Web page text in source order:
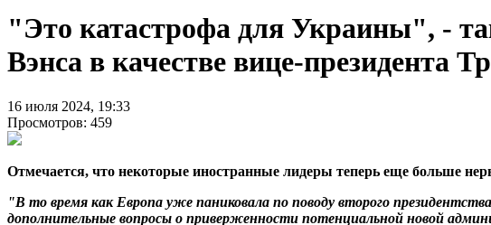
"Это катастрофа для Украины", -
Вэнса в качестве вице-президента
16 июля 2024, 19:33
Просмотров: 459
Отмечается, что некоторые иностранные лидеры теперь еще больше
"В то время как Европа уже паниковала по поводу второго
дополнительные вопросы о приверженности потенциальной новой